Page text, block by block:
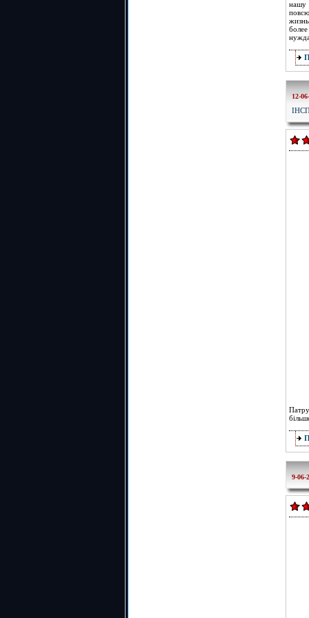
нашу
12-
9-06-